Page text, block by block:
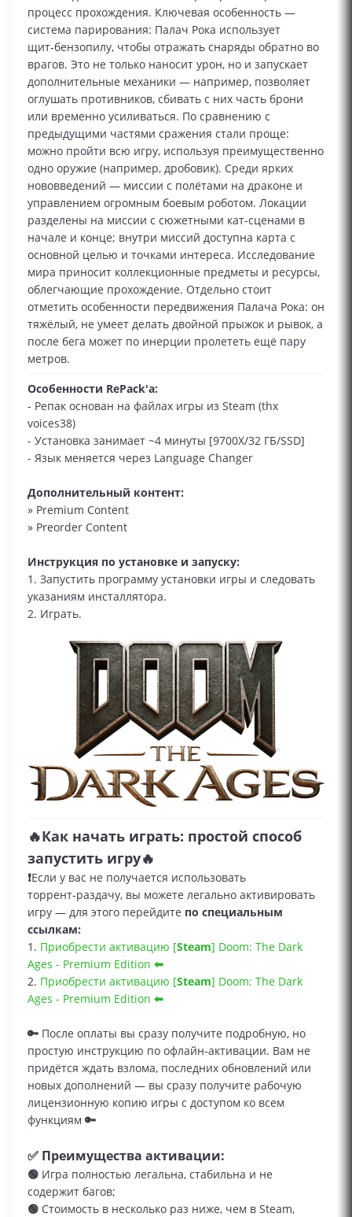
процесс прохождения. Ключевая особенность —
система парирования: Палач Рока использует
щит‑бензопилу, чтобы отражать снаряды обратно во
врагов. Это не только наносит урон, но и запускает
дополнительные механики — например, позволяет
оглушать противников, сбивать с них часть брони
или временно усиливаться. По сравнению с
предыдущими частями сражения стали проще:
можно пройти всю игру, используя преимущественно
одно оружие (например, дробовик). Среди ярких
нововведений — миссии с полётами на драконе и
управлением огромным боевым роботом. Локации
разделены на миссии с сюжетными кат‑сценами в
начале и конце; внутри миссий доступна карта с
основной целью и точками интереса. Исследование
мира приносит коллекционные предметы и ресурсы,
облегчающие прохождение. Отдельно стоит
отметить особенности передвижения Палача Рока: он
тяжёлый, не умеет делать двойной прыжок и рывок, а
после бега может по инерции пролететь ещё пару
метров.
Особенности RePack'a:
- Репак основан на файлах игры из Steam (thx
voices38)
- Установка занимает ~4 минуты [9700X/32 ГБ/SSD]
- Язык меняется через Language Changer
Дополнительный контент:
» Premium Content
» Preorder Content
Инструкция по установке и запуску:
1. Запустить программу установки игры и следовать
указаниям инсталлятора.
2. Играть.
🔥Как начать играть: простой способ
запустить игру🔥
❗Если у вас не получается использовать
торрент‑раздачу, вы можете легально активировать
игру — для этого перейдите по специальным
ссылкам:
1. Приобрести активацию [Steam] Doom: The Dark
Ages - Premium Edition ⬅
2. Приобрести активацию [Steam] Doom: The Dark
Ages - Premium Edition ⬅
🔑 После оплаты вы сразу получите подробную, но
простую инструкцию по офлайн‑активации. Вам не
придётся ждать взлома, последних обновлений или
новых дополнений — вы сразу получите рабочую
лицензионную копию игры с доступом ко всем
функциям 🔑
✅ Преимущества активации:
🟢 Игра полностью легальна, стабильна и не
содержит багов;
🟢 Стоимость в несколько раз ниже, чем в Steam,